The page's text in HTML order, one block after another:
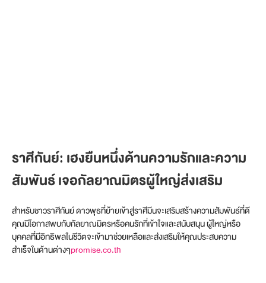
ราศีกันย์: เฮงยืนหนึ่งด้านความรักและความ
สัมพันธ์ เจอกัลยาณมิตรผู้ใหญ่ส่งเสริม
สำหรับชาวราศีกันย์ ดาวพุธที่ย้ายเข้าสู่ราศีมีนจะเสริมสร้างความสัมพันธ์ที่ดี
คุณมีโอกาสพบกับกัลยาณมิตรหรือคนรักที่เข้าใจและสนับสนุน ผู้ใหญ่หรือ
บุคคลที่มีอิทธิพลในชีวิตจะเข้ามาช่วยเหลือและส่งเสริมให้คุณประสบความ
สำเร็จในด้านต่างๆ​promise.co.th